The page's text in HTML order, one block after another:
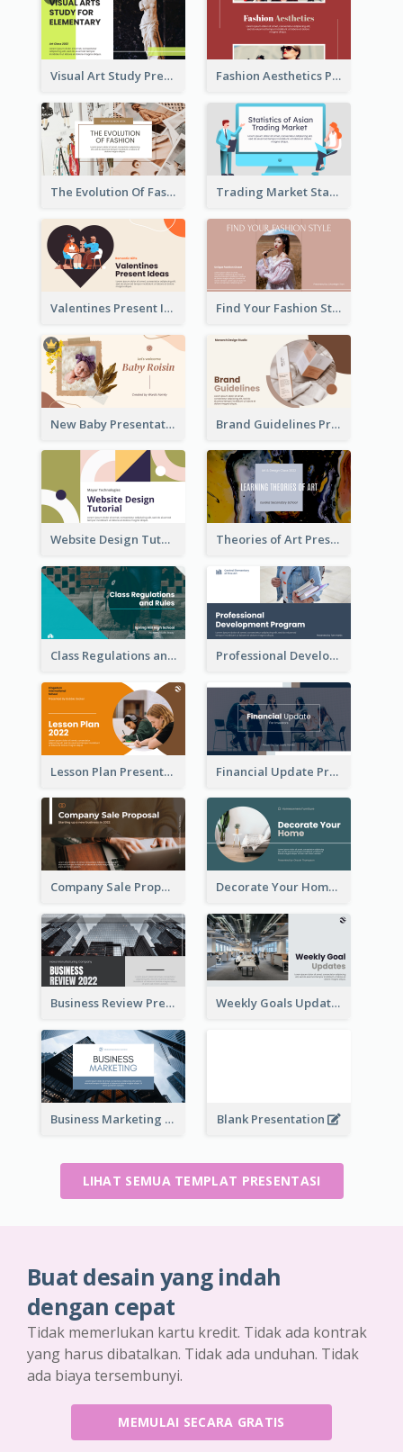
Visual Art Study Presentation Fashion Aesthetics Presentation
The Evolution Of Fashion Presentation Trading Market Statistics Presentation
Valentines Present Ideas Presentation Find Your Fashion Style Presentation
New Baby Presentation Brand Guidelines Presentation
Website Design Tutorial Presentation Theories of Art Presentation
Class Regulations and Rules Presentation Professional Development Program Presentation
Lesson Plan Presentation Financial Update Presentation
Company Sale Proposal Decorate Your Home Presentation
Business Review Presentations Weekly Goals Updates Presentation
Business Marketing Presentation Blank Presentation
LIHAT SEMUA TEMPLAT PRESENTASI
Buat desain yang indah
dengan cepat
Tidak memerlukan kartu kredit. Tidak ada kontrak
yang harus dibatalkan. Tidak ada unduhan. Tidak
ada biaya tersembunyi.
MEMULAI SECARA GRATIS